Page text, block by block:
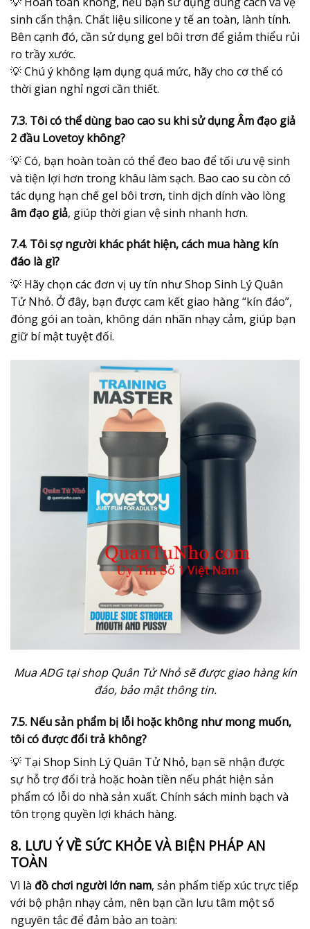
sinh cẩn thận. Chất liệu silicone y tế an toàn, lành tính.
Bên cạnh đó, cần sử dụng gel bôi trơn để giảm thiểu rủi
ro trầy xước.
💡 Chú ý không lạm dụng quá mức, hãy cho cơ thể có
thời gian nghỉ ngơi cần thiết.
7.3. Tôi có thể dùng bao cao su khi sử dụng Âm đạo giả
2 đầu Lovetoy không?
💡 Có, bạn hoàn toàn có thể đeo bao để tối ưu vệ sinh
và tiện lợi hơn trong khâu làm sạch. Bao cao su còn có
tác dụng hạn chế gel bôi trơn, tinh dịch dính vào lòng
âm đạo giả, giúp thời gian vệ sinh nhanh hơn.
7.4. Tôi sợ người khác phát hiện, cách mua hàng kín
đáo là gì?
💡 Hãy chọn các đơn vị uy tín như Shop Sinh Lý Quân
Tử Nhỏ. Ở đây, bạn được cam kết giao hàng “kín đáo”,
đóng gói an toàn, không dán nhãn nhạy cảm, giúp bạn
giữ bí mật tuyệt đối.
Mua ADG tại shop Quân Tử Nhỏ sẽ được giao hàng kín
đáo, bảo mật thông tin.
7.5. Nếu sản phẩm bị lỗi hoặc không như mong muốn,
tôi có được đổi trả không?
💡 Tại Shop Sinh Lý Quân Tử Nhỏ, bạn sẽ nhận được
sự hỗ trợ đổi trả hoặc hoàn tiền nếu phát hiện sản
phẩm có lỗi do nhà sản xuất. Chính sách minh bạch và
tôn trọng quyền lợi khách hàng.
8. LƯU Ý VỀ SỨC KHỎE VÀ BIỆN PHÁP AN
TOÀN
Vì là đồ chơi người lớn nam, sản phẩm tiếp xúc trực tiếp
với bộ phận nhạy cảm, nên bạn cần lưu tâm một số
nguyên tắc để đảm bảo an toàn: